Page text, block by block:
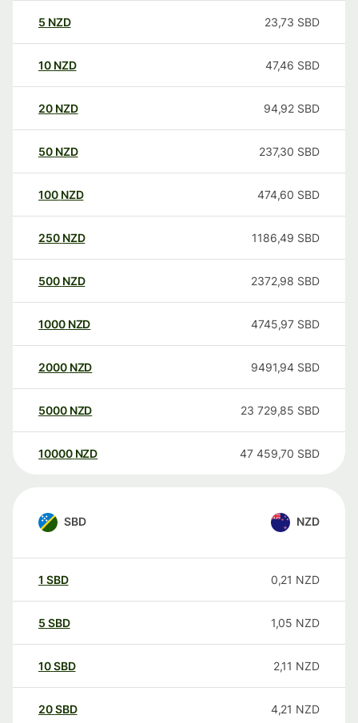
5 NZD 23,73 SBD
10 NZD 47,46 SBD
20 NZD 94,92 SBD
50 NZD 237,30 SBD
100 NZD 474,60 SBD
250 NZD 1186,49 SBD
500 NZD 2372,98 SBD
1000 NZD 4745,97 SBD
2000 NZD 9491,94 SBD
5000 NZD 23 729,85 SBD
10000 NZD 47 459,70 SBD
SBD NZD
1 SBD 0,21 NZD
5 SBD 1,05 NZD
10SBD 2,11 NZD
20SBD 4,21 NZD